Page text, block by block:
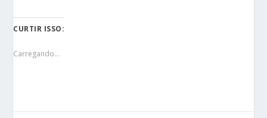
CURTIR ISSO:
Carregando...